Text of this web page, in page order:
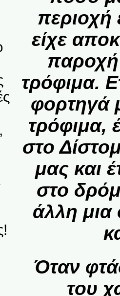
περιοχή
είχε
παροχή
τρόφιμα.
φορτηγά
τρόφιμα,
στο
μας και
στο
άλλη
Όταν
του